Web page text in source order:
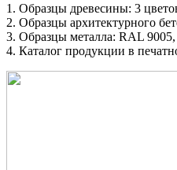
1. Образцы древесины: 3
2. Образцы архитектурного
3. Образцы металла: RAL
4. Каталог продукции в